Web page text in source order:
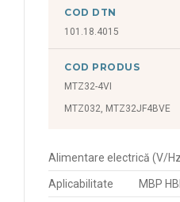
COD DTN
101.18.4015
COD PRODUS
MTZ32-4VI
MTZ032, MTZ32JF4BVE
Alimentare electrică (V/
Aplicabilitate MBP